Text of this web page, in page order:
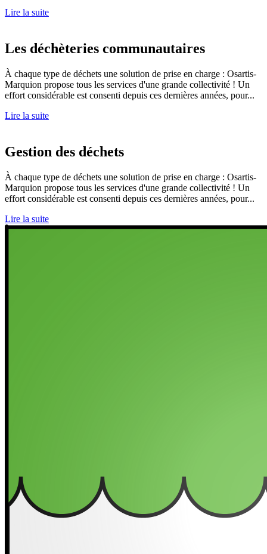
Lire la suite
Les déchèteries communautaires
À chaque type de déchets une solution de prise en charge : Osartis-
Marquion propose tous les services d'une grande collectivité ! Un
effort considérable est consenti depuis ces dernières années, pour...
Lire la suite
Gestion des déchets
À chaque type de déchets une solution de prise en charge : Osartis-
Marquion propose tous les services d'une grande collectivité ! Un
effort considérable est consenti depuis ces dernières années, pour...
Lire la suite